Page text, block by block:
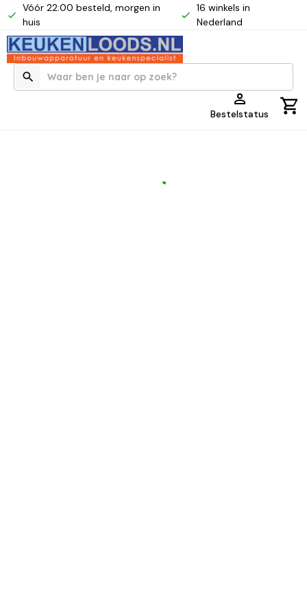
Vóór 22:00 besteld, morgen in
huis
16 winkels in
Nederland
Bestelstatus